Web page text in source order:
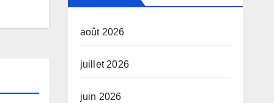
août 2026
juillet 2026
juin 2026